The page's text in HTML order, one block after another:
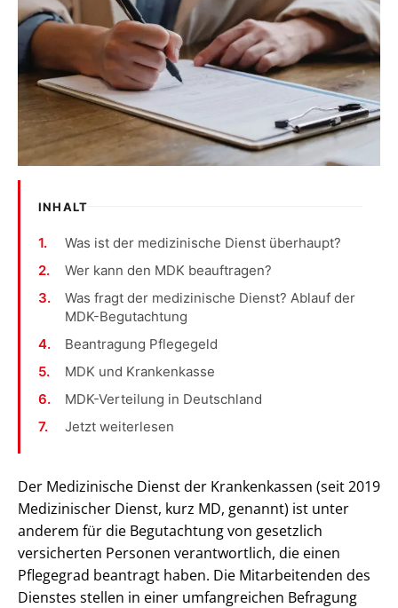
INHALT
Was ist der medizinische Dienst überhaupt?
Wer kann den MDK beauftragen?
Was fragt der medizinische Dienst? Ablauf der
MDK-Begutachtung
Beantragung Pflegegeld
MDK und Krankenkasse
MDK-Verteilung in Deutschland
Jetzt weiterlesen
Der Medizinische Dienst der Krankenkassen (seit 2019
Medizinischer Dienst, kurz MD, genannt) ist unter
anderem für die Begutachtung von gesetzlich
versicherten Personen verantwortlich, die einen
Pflegegrad beantragt haben. Die Mitarbeitenden des
Dienstes stellen in einer umfangreichen Befragung